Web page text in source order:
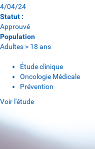
4/04/24
Statut :
Approuvé
Population
Adultes > 18 ans
Étude clinique
Oncologie Médicale
Prévention
Voir l'étude